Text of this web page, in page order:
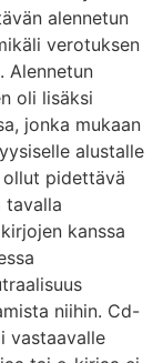
alennetun
verotuksen
Alennetun
oli lisäksi
jonka mukaan
alustalle
pidettävä
tavalla
kanssa
niihin. Cd-
vastaavalle